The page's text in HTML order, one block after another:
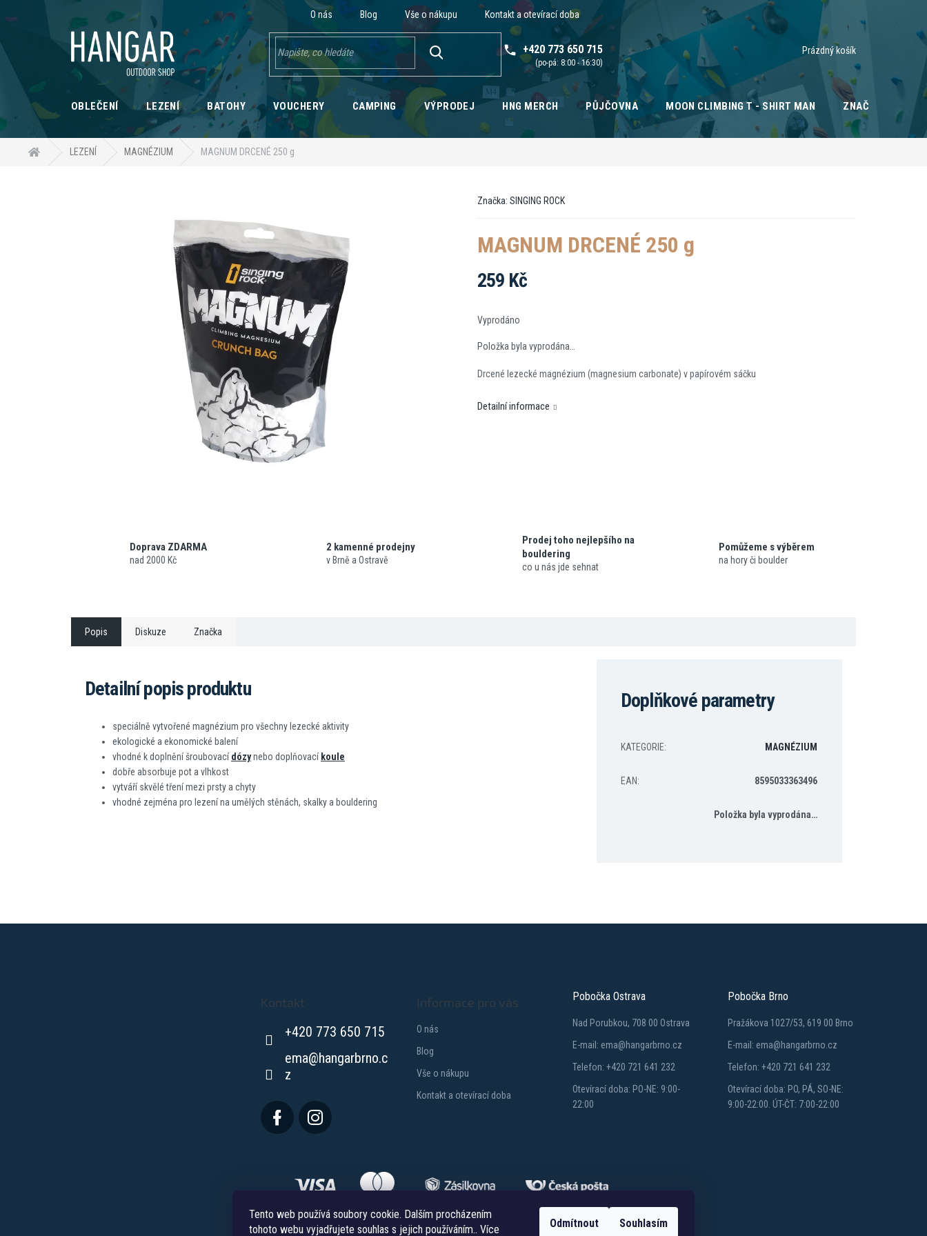
Tento web používá soubory cookie. Dalším procházením
tohoto webu vyjadřujete souhlas s jejich používáním.. Více
Odmítnout Souhlasím
na
O nás Blog Vše o nákupu Kontakt a otevírací doba
+420 773 650 715
Nákupní
Prázdný košík
OBLEČENÍ LEZENÍ BATOHY VOUCHERY CAMPING VÝPRODEJ HNG MERCH PŮJČOVNA MOON CLIMBING T - SHIRT MAN ZNAČKY
Domů LEZENÍ MAGNÉZIUM MAGNUM DRCENÉ 250 g
Značka: SINGING ROCK
MAGNUM DRCENÉ 250 g
259 Kč
cena:
Vyprodáno
Položka byla vyprodána…
Drcené lezecké magnézium (magnesium carbonate) v papírovém sáčku
Detailní informace
Doprava ZDARMA
nad 2000 Kč
2 kamenné prodejny
v Brně a Ostravě
Prodej toho nejlepšího na
bouldering
co u nás jde sehnat
Pomůžeme s výběrem
na hory či boulder
Popis Diskuze Značka
Detailní popis produktu
speciálně vytvořené magnézium pro všechny lezecké aktivity
ekologické a ekonomické balení
vhodné k doplnění šroubovací dózynebo doplňovací koule
dobře absorbuje pot a vlhkost
vytváří skvělé tření mezi prsty a chyty
vhodné zejména pro lezení na umělých stěnách, skalky a bouldering
Doplňkové parametry
KATEGORIE: MAGNÉZIUM
EAN: 8595033363496
Položka byla vyprodána…
Kontakt
+420 773 650 715
ema@hangarbrno.c
z
Informace pro vás
O nás
Blog
Vše o nákupu
Kontakt a otevírací doba
Pobočka Ostrava
Nad Porubkou, 708 00 Ostrava
E-mail: ema@hangarbrno.cz
Telefon: +420 721 641 232
Otevírací doba: PO-NE: 9:00-
22:00
Pobočka Brno
Pražákova 1027/53, 619 00 Brno
E-mail: ema@hangarbrno.cz
Telefon: +420 721 641 232
Otevírací doba: PO, PÁ, SO-NE:
9:00-22:00. ÚT-ČT: 7:00-22:00